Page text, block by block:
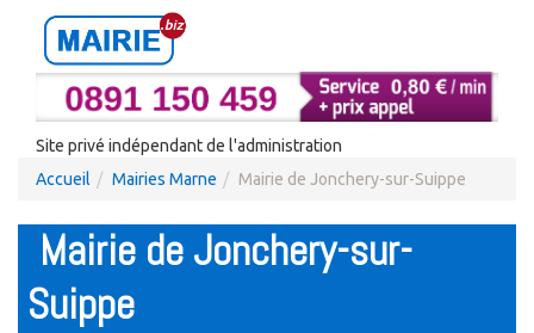
Site privé indépendant de l'administration
Accueil
Mairies Marne Mairie de Jonchery-sur-Suippe
Mairie de Jonchery-sur-
Suippe